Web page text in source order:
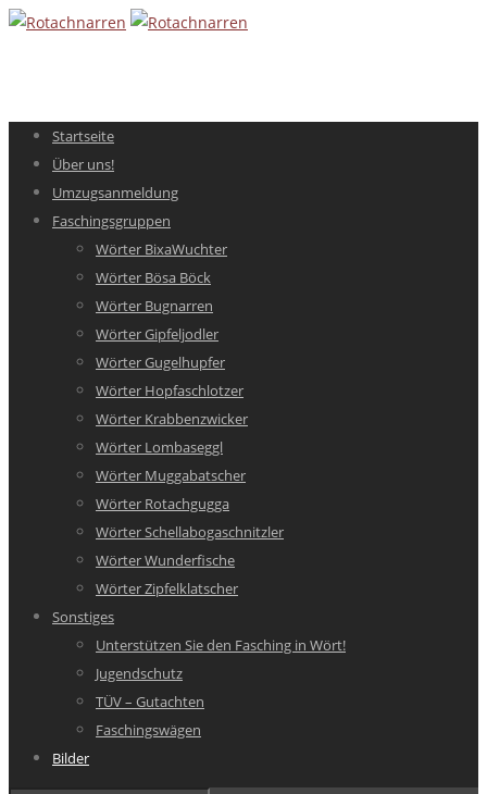
Startseite
Über uns!
Umzugsanmeldung
Faschingsgruppen
Wörter BixaWuchter
Wörter Bösa Böck
Wörter Bugnarren
Wörter Gipfeljodler
Wörter Gugelhupfer
Wörter Hopfaschlotzer
Wörter Krabbenzwicker
Wörter Lombaseggl
Wörter Muggabatscher
Wörter Rotachgugga
Wörter Schellabogaschnitzler
Wörter Wunderfische
Wörter Zipfelklatscher
Sonstiges
Unterstützen Sie den Fasching in Wört!
Jugendschutz
TÜV – Gutachten
Faschingswägen
Bilder